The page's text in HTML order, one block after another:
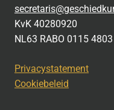
KvK 40280920
NL63 RABO 0115 4803
Privacystatement
Cookiebeleid